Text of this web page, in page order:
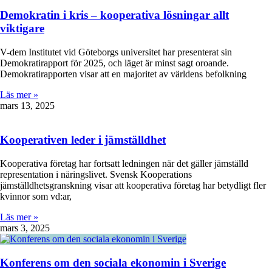
Demokratin i kris – kooperativa lösningar allt
viktigare
V-dem Institutet vid Göteborgs universitet har presenterat sin
Demokratirapport för 2025, och läget är minst sagt oroande.
Demokratirapporten visar att en majoritet av världens befolkning
Läs mer »
mars 13, 2025
Kooperativen leder i jämställdhet
Kooperativa företag har fortsatt ledningen när det gäller jämställd
representation i näringslivet. Svensk Kooperations
jämställdhetsgranskning visar att kooperativa företag har betydligt fler
kvinnor som vd:ar,
Läs mer »
mars 3, 2025
Konferens om den sociala ekonomin i Sverige